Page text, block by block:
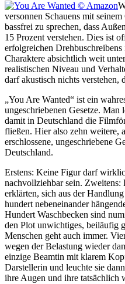
versonnen Schauens mit
bassfrei zu sprechen, dass
15 Prozent verstehen. Dies ist
erfolgreichen
Charaktere absichtlich weit
realistischen Niveau und
darf akustisch nichts verstehen,
„You Are Wanted“ ist ein
ungeschriebenen Gesetze. Man
damit in Deutschland die
fließen. Hier also zehn weitere,
erschlossene, ungeschriebene
Deutschland.
Erstens: Keine Figur darf
nachvollziehbar sein.
erklärten, sich aus der
hundert nebeneinander
Hundert Waschbecken sind
den Plot unwichtiges, beiläufig
Menschen geht auch immer.
wegen der Belastung wieder
einzige Beamtin mit klarem
Darstellerin und leuchte sie
ihre Augen und ihre tatsächlich